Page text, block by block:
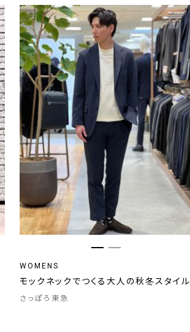
WOMENS
モックネックでつくる大人の秋冬スタイル
さっぽろ東急